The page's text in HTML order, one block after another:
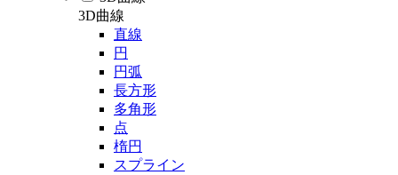
3D曲線
直線
円
円弧
長方形
多角形
点
楕円
スプライン